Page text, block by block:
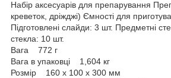
Набір аксесуарів для препарування
креветок, дріжджі) Ємності для
Підготовлені слайди: 3 шт. Предметні
стекла: 10 шт.
Вага 772 г
Вага в упаковці 1,604 кг
Розмір 160 х 100 х 300 мм